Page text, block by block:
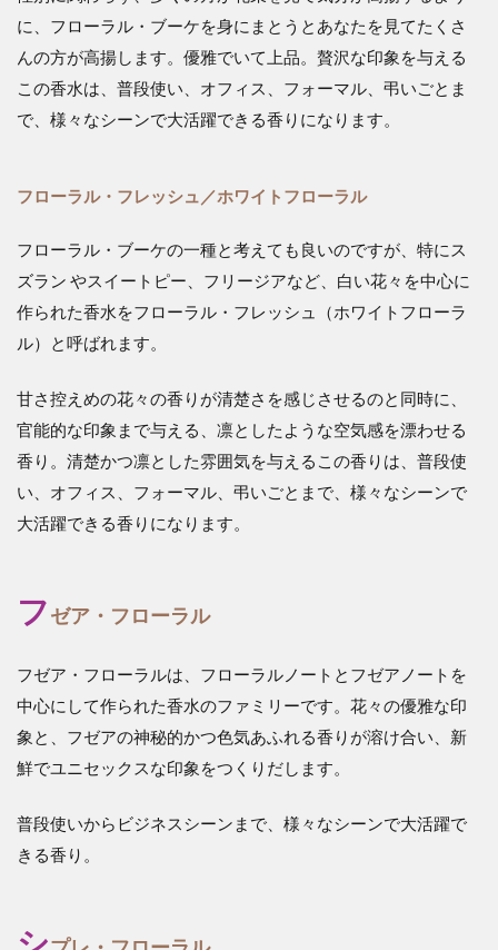
に、フローラル・ブーケを身にまとうとあなたを見てたくさ
んの方が高揚します。優雅でいて上品。贅沢な印象を与える
この香水は、普段使い、オフィス、フォーマル、弔いごとま
で、様々なシーンで大活躍できる香りになります。
フローラル・フレッシュ／ホワイトフローラル
フローラル・ブーケの一種と考えても良いのですが、特にス
ズラン やスイートピー、フリージアなど、白い花々を中心に
作られた香水をフローラル・フレッシュ（ホワイトフローラ
ル）と呼ばれます。
甘さ控えめの花々の香りが清楚さを感じさせるのと同時に、
官能的な印象まで与える、凛としたような空気感を漂わせる
香り。清楚かつ凛とした雰囲気を与えるこの香りは、普段使
い、オフィス、フォーマル、弔いごとまで、様々なシーンで
大活躍できる香りになります。
フゼア・フローラル
フゼア・フローラルは、フローラルノートとフゼアノートを
中心にして作られた香水のファミリーです。花々の優雅な印
象と、フゼアの神秘的かつ色気あふれる香りが溶け合い、新
鮮でユニセックスな印象をつくりだします。
普段使いからビジネスシーンまで、様々なシーンで大活躍で
きる香り。
シ